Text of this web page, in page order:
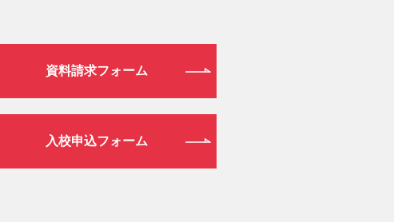
資料請求フォーム
入校申込フォーム